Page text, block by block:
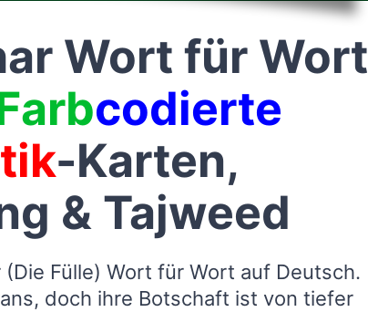
Wort für Wort
codierte
-Karten,
& Tajweed
Fülle) Wort für Wort auf Deutsch.
doch ihre Botschaft ist von tiefer